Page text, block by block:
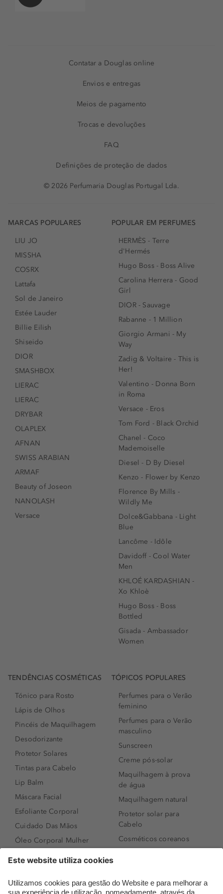
Contatar a Douglas online
Envios e entregas
Meios de pagamento
Trocas e devoluções
FAQ
Definições de proteção de dados
© 2026 Perfumaria Douglas Portugal Lda.
MARCAS POPULARES
LIU JO
MISSHA
COSRX
Lattafa
Sol de Janeiro
Estée Lauder
Billie Eilish
Shiseido
DIOR
SMASHBOX
LIERAC
LIERAC
DRYBAR
OLAPLEX
AFNAN
SWISS ARABIAN
ARMAF
Beauty of Joseon
NANOLASH
Versace
POPULAR EM PERFUMES
HERMÈS - Terre
d'Hermés
Hugo Boss - Boss Alive
Carolina Herrera - Good
Girl
DIOR - Sauvage
Rabanne - 1 Million
Giorgio Armani - My
Way
Zadig & Voltaire - This is
Her!
Valentino - Donna Born
in Roma
Versace - Eros
Tom Ford - Black Orchid
Chanel - Coco
Mademoiselle
Diesel - D By Diesel
Kenzo - Flower by Kenzo
Florence By Mills -
Wildly Me
Dolce&Gabbana - Light
Blue
Lancôme - Idôle
Davidoff - Cool Water
Men
KHLOÉ KARDASHIAN -
Xo Khloè
Hugo Boss - Boss
Bottled
Gisada - Ambassador
Women
TENDÊNCIAS COSMÉTICAS
Tónico para Rosto
Lápis de Olhos
Pincéis de Maquilhagem
Desodorizante
Protetor Solares
Tintas para Cabelo
Lip Balm
Máscara Facial
Esfoliante Corporal
Cuidado Das Mãos
Óleo Corporal Mulher
Sérum de Rosto
TÓPICOS POPULARES
Perfumes para o Verão
feminino
Perfumes para o Verão
masculino
Sunscreen
Creme pós-solar
Maquilhagem à prova
de água
Maquilhagem natural
Protetor solar para
Cabelo
Cosméticos coreanos
Perfumes árabes